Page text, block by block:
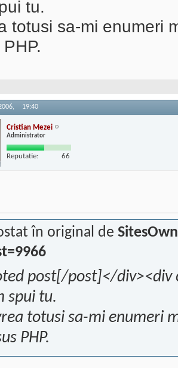
tu.
totusi sa-mi enumeri
19:40
Cristian Mezei
Administrator
Reputatie: 66
în original de
post[/post]</div><div
spui tu.
totusi sa-mi enumeri
PHP.